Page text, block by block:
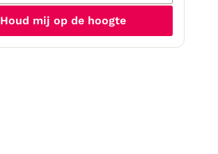
Houd mij op de hoogte